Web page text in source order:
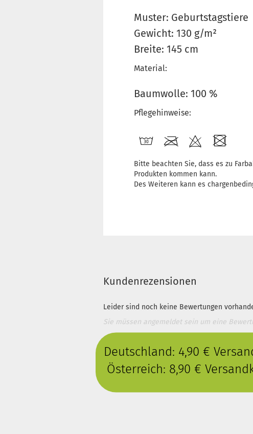
Muster: Geburtstagstiere
Gewicht: 130 g/m²
Breite: 145 cm
Material:
Baumwolle: 100 %
Pflegehinweise:
Bitte beachten Sie, dass es zu
Produkten kommen kann.
Des Weiteren kann es
Kundenrezensionen
Leider sind noch keine Bewertungen
Sie müssen angemeldet sein um eine
Deutschland: 4,90 €
Österreich: 8,90 €